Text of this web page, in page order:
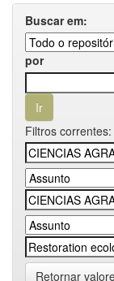
Buscar em:
por
Filtros correntes:
Retornar